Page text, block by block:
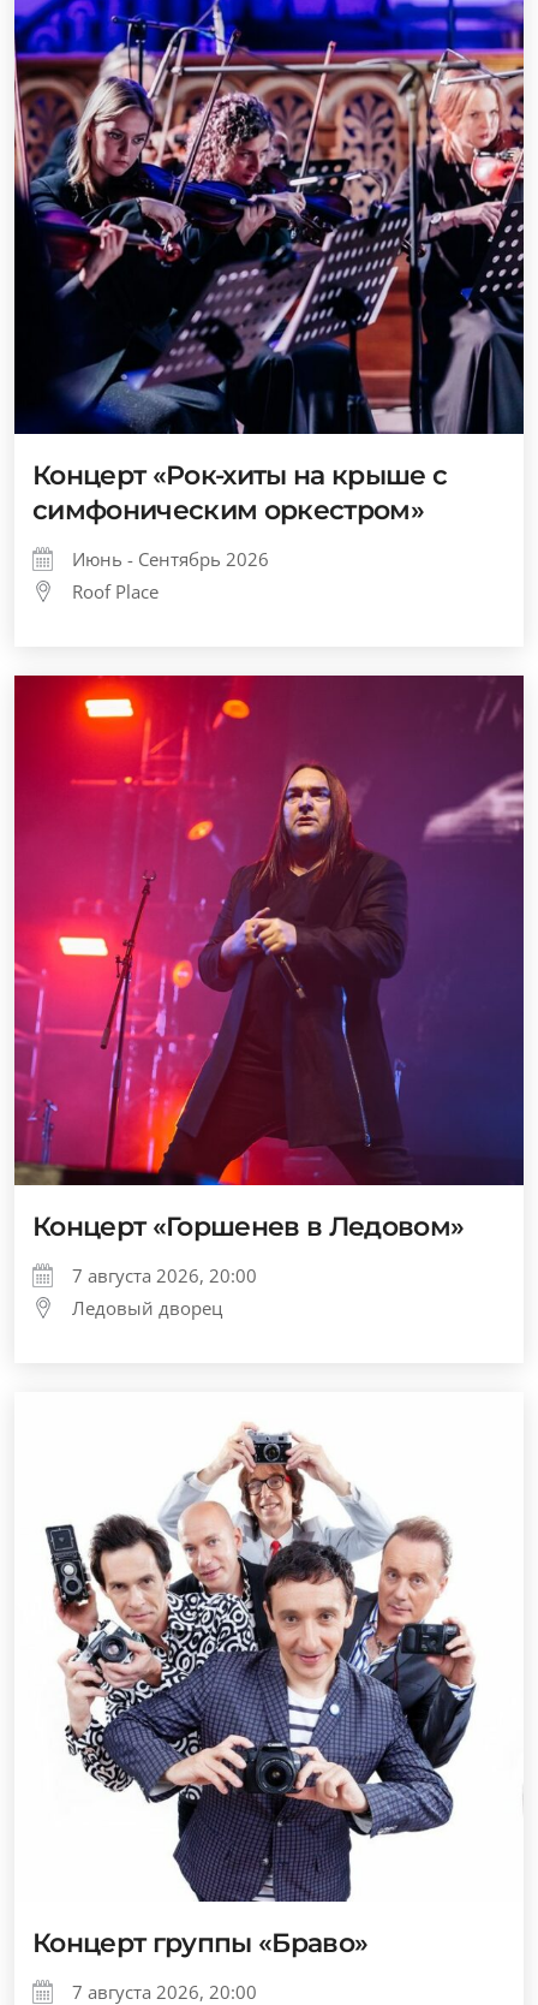
Концерт «Рок-хиты на крыше с
симфоническим оркестром»
Июнь - Сентябрь 2026
Roof Place
Концерт «Горшенев в Ледовом»
7 августа 2026, 20:00
Ледовый дворец
Концерт группы «Браво»
7 августа 2026, 20:00